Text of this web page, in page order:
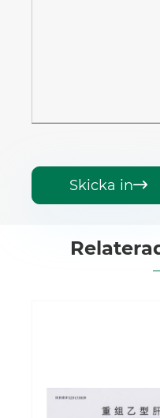
Skicka in